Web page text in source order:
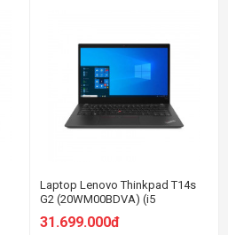
Laptop Lenovo Thinkpad T14s
G2 (20WM00BDVA) (i5
1135G7/8GB RAM/512GB
SSD/14 FHD/Dos/Đen)
31.699.000đ